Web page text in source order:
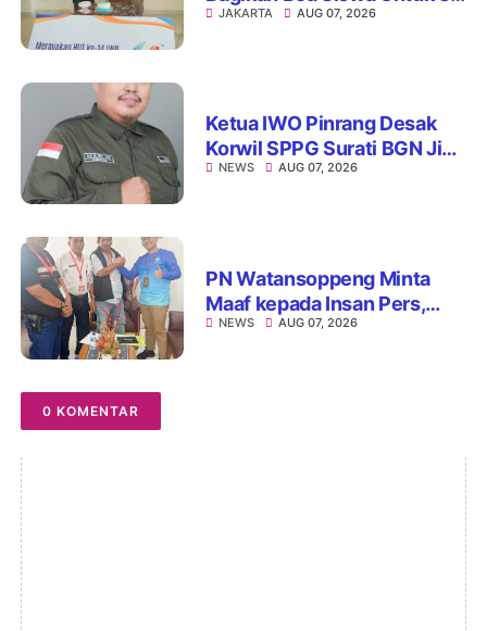
Siswa SD Muhammadiyah
JAKARTA AUG 07, 2026
Ketua IWO Pinrang Desak
Korwil SPPG Surati BGN Jika
Ditemukan Dapur MBG Tak
NEWS AUG 07, 2026
PN Watansoppeng Minta
Maaf kepada Insan Pers,
Tegaskan Komitmen
NEWS AUG 07, 2026
0 KOMENTAR